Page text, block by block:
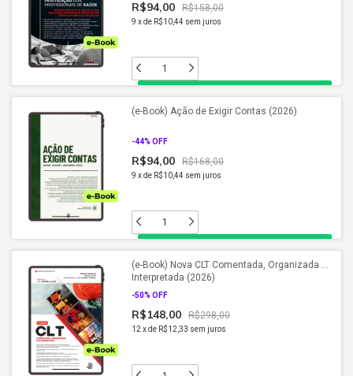
R$94,00 R$158,00
9 xde R$10,44 sem juros
(e-Book) Ação de Exigir Contas (2026)
-44% OFF
R$94,00 R$168,00
9 xde R$10,44 sem juros
(e-Book) Nova CLT Comentada, Organizada e
Interpretada (2026)
-50% OFF
R$148,00 R$298,00
12 xde R$12,33 sem juros